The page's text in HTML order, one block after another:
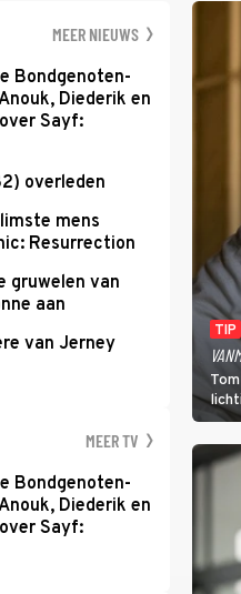
MEER NIEUWS
Bondgenoten-
Diederik en
Sayf:
overleden
mens
Resurrection
gruwelen van
aan
van Jerney
MEER TV
Bondgenoten-
Diederik en
Sayf:
TIP